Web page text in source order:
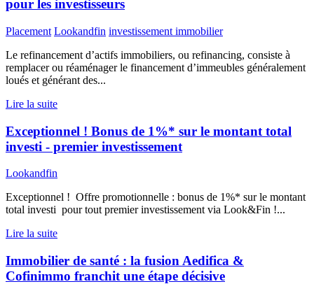
pour les investisseurs
Placement Lookandfin investissement immobilier
Le refinancement d’actifs immobiliers, ou refinancing, consiste à
remplacer ou réaménager le financement d’immeubles généralement
loués et générant des...
Lire la suite
Exceptionnel ! Bonus de 1%* sur le montant total
investi - premier investissement
Lookandfin
Exceptionnel ! Offre promotionnelle : bonus de 1%* sur le montant
total investi pour tout premier investissement via Look&Fin !...
Lire la suite
Immobilier de santé : la fusion Aedifica &
Cofinimmo franchit une étape décisive